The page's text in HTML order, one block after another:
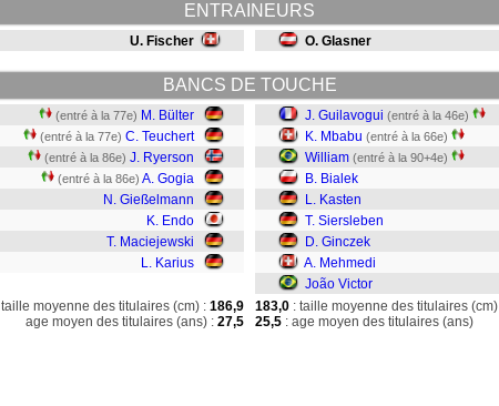
ENTRAINEURS
U. Fischer O. Glasner
BANCS DE TOUCHE
(entré à la 77e) M. Bülter
(entré à la 77e) C. Teuchert
(entré à la 86e) J. Ryerson
(entré à la 86e) A. Gogia
N. Gießelmann
K. Endo
T. Maciejewski
L. Karius
J. Guilavogui (entré à la 46e)
K. Mbabu (entré à la 66e)
William (entré à la 90+4e)
B. Bialek
L. Kasten
T. Siersleben
D. Ginczek
A. Mehmedi
João Victor
taille moyenne des titulaires (cm) : 186,9
age moyen des titulaires (ans) : 27,5
183,0 : taille moyenne des titulaires (cm)
25,5 : age moyen des titulaires (ans)